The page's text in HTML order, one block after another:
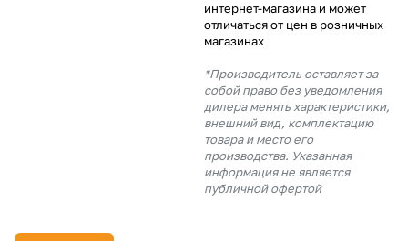
интернет-магазина и может
отличаться от цен в розничных
магазинах
*Производитель оставляет за
собой право без уведомления
дилера менять характеристики,
внешний вид, комплектацию
товара и место его
производства. Указанная
информация не является
публичной офертой
% будут
с вашей карты